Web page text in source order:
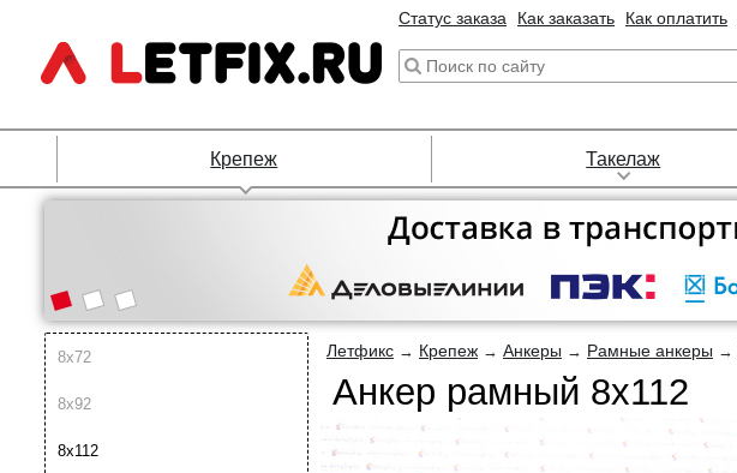
Статус заказа Как заказать Как оплатить
Крепеж Такелаж
8х72
8х92
8х112
Летфикс → Крепеж → Анкеры → Рамные анкеры →
Анкер рамный 8х112